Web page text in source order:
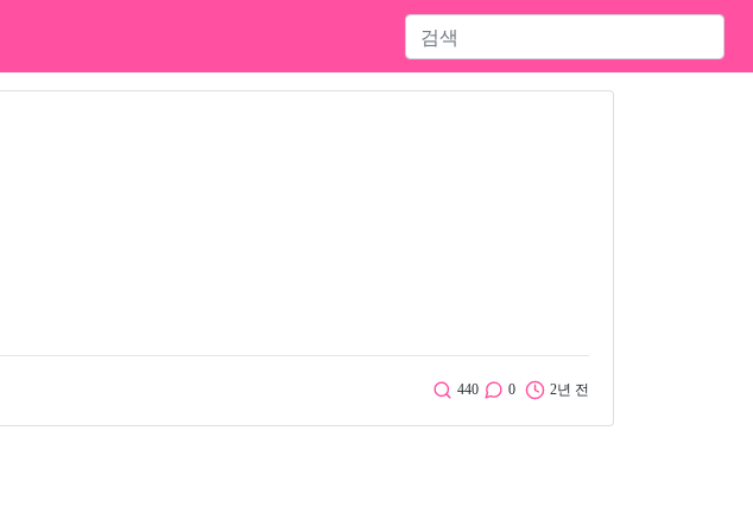
440 0 2년 전